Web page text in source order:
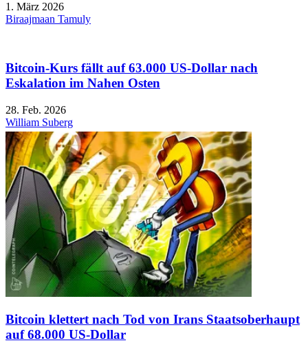
1. März 2026
Biraajmaan Tamuly
Bitcoin-Kurs fällt auf 63.000 US-Dollar nach
Eskalation im Nahen Osten
28. Feb. 2026
William Suberg
Bitcoin klettert nach Tod von Irans Staatsoberhaupt
auf 68.000 US-Dollar